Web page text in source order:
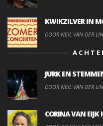
KWIKZILVER IN
DOOR NEIL VAN DER
JURK EN
DOOR NEIL VAN DER
CORINA VAN EIJK